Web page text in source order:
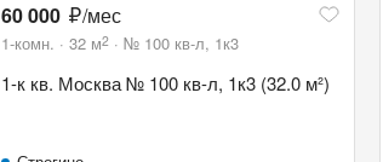
60 000 /мес
1-комн. 32 м2 № 100 кв-л, 1к3
1-к кв. Москва № 100 кв-л, 1к3 (32.0 м²)